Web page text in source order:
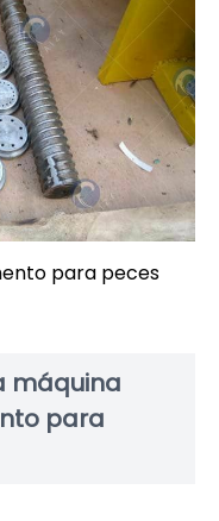
para peces
máquina
para